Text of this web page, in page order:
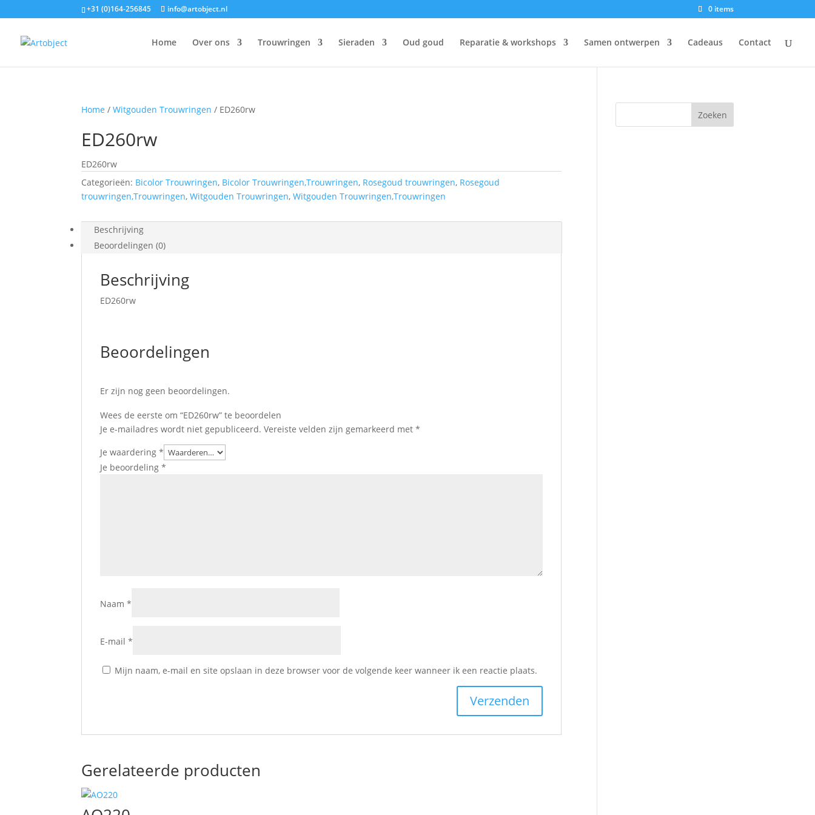
+31 (0)164-256845 info@artobject.nl 0 items
Home Over ons Trouwringen Sieraden Oud goud Reparatie & workshops Samen ontwerpen Cadeaus Contact
Home /Witgouden Trouwringen / ED260rw
ED260rw
ED260rw
Categorieën: Bicolor Trouwringen, Bicolor Trouwringen,Trouwringen, Rosegoud trouwringen, Rosegoud
trouwringen,Trouwringen,Witgouden Trouwringen,Witgouden Trouwringen,Trouwringen
Beschrijving
Beoordelingen (0)
Beschrijving
ED260rw
Beoordelingen
Er zijn nog geen beoordelingen.
Wees de eerste om “ED260rw” te beoordelen
Je e-mailadres wordt niet gepubliceerd. Vereiste velden zijn gemarkeerd met*
Je waardering*
Je beoordeling*
Naam*
E-mail*
Mijn naam, e-mail en site opslaan in deze browser voor de volgende keer wanneer ik een reactie plaats.
Gerelateerde producten